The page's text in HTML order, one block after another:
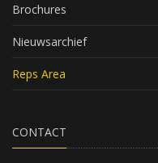
Brochures
Nieuwsarchief
Reps Area
CONTACT